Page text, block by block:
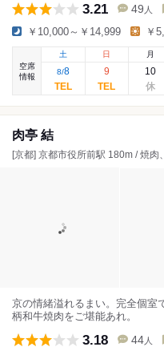
3.21 49 人
￥10,000～￥14,999 ￥
空席
情報
土
8/8
日
9
月
10
肉亭 結
[京都] 京都市役所前駅 180m / 焼肉
京の情緒溢れるまい。完全個室
柄和牛焼肉をご堪能あれ。
3.18 44 人